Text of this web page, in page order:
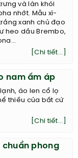
và làn khói
nhớt. Mẫu xì-
xanh chủ đạo
heo dầu Brembo,
[Chi tiết...]
nam ấm áp
áo len cổ lọ
thiếu của bất cứ
[Chi tiết...]
chuẩn phong